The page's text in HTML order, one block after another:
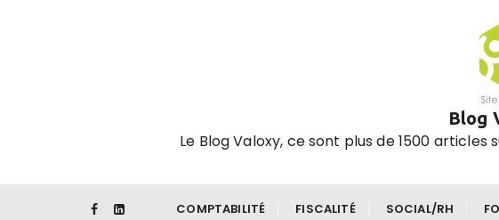
Blog
Le Blog Valoxy, ce sont plus de 1500
COMPTABILITÉ FISCALITÉ SOCIAL/RH